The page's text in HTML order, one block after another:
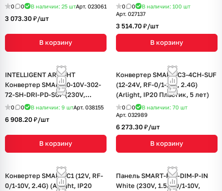
0 0 В наличии: 25 штАрт. 023061
3 073.30 ₽/шт
В корзину
0 0 В наличии: 100 шт
Арт. 027137
3 514.70 ₽/шт
В корзину
INTELLIGENT ARLIGHT
Конвертер SMART-0-10V-302-
72-SH-DRI-PD-SUF (230V,
2x20mA, 2.4G) (IARL, IP20
0 0 В наличии: 9 штАрт. 038155
6 908.20 ₽/шт
В корзину
Конвертер SMART-C3-4CH-SUF
(12-24V, RF-0/1-10V, 2.4G)
(Arlight, IP20 Пластик, 5 лет)
0 0 В наличии: 70 шт
Арт. 032989
6 273.30 ₽/шт
В корзину
Конвертер SMART-C1 (12V, RF-
0/1-10V, 2.4G) (Arlight, IP20
Панель SMART-P14-DIM-P-IN
White (230V, 1.5A, 0/1-10V,